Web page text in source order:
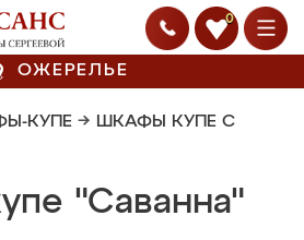
0
ОЖЕРЕЛЬЕ
КУПЕ → ШКАФЫ КУПЕ С
"Саванна"